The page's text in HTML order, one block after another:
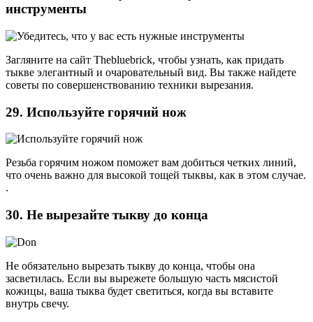
инструменты
Загляните на сайт Thebluebrick, чтобы узнать, как придать
тыкве элегантный и очаровательный вид. Вы также найдете
советы по совершенствованию техники вырезания.
29. Используйте горячий нож
Резьба горячим ножом поможет вам добиться четких линий,
что очень важно для высокой тощей тыквы, как в этом случае.
.
30. Не вырезайте тыкву до конца
Не обязательно вырезать тыкву до конца, чтобы она
засветилась. Если вы вырежете большую часть мясистой
кожицы, ваша тыква будет светиться, когда вы вставите
внутрь свечу.